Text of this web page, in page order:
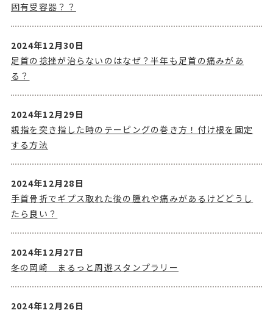
固有受容器？？
2024年12月30日
足首の捻挫が治らないのはなぜ？半年も足首の痛みがあ
る？
2024年12月29日
親指を突き指した時のテーピングの巻き方！付け根を固定
する方法
2024年12月28日
手首骨折でギプス取れた後の腫れや痛みがあるけどどうし
たら良い？
2024年12月27日
冬の岡崎 まるっと周遊スタンプラリー
2024年12月26日